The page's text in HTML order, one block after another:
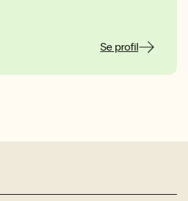
Se profil